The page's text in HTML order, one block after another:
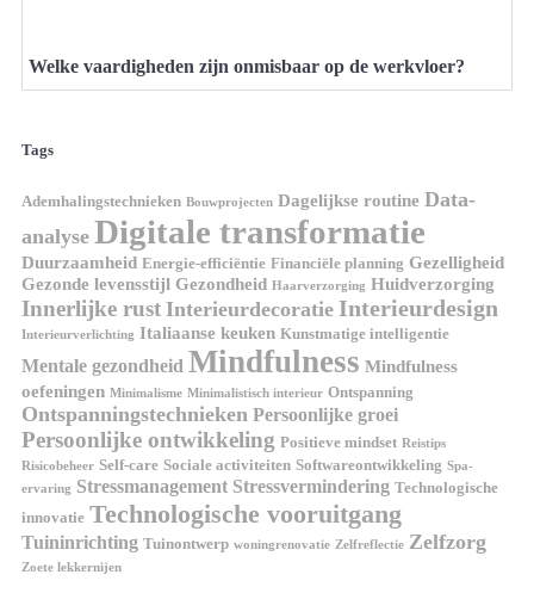
Welke vaardigheden zijn onmisbaar op de werkvloer?
Tags
Ademhalingstechnieken Bouwprojecten Dagelijkse routine Data-
analyse Digitale transformatie
Duurzaamheid Energie-efficiëntie Financiële planning Gezelligheid
Gezonde levensstijl Gezondheid Haarverzorging Huidverzorging
Innerlijke rust Interieurdecoratie Interieurdesign
Interieurverlichting Italiaanse keuken Kunstmatige intelligentie
Mentale gezondheid Mindfulness Mindfulness
oefeningen Minimalisme Minimalistisch interieur Ontspanning
Ontspanningstechnieken Persoonlijke groei
Persoonlijke ontwikkeling Positieve mindset Reistips
Risicobeheer Self-care Sociale activiteiten Softwareontwikkeling Spa-
ervaring Stressmanagement Stressvermindering Technologische
innovatie Technologische vooruitgang
Tuininrichting Tuinontwerp woningrenovatie Zelfreflectie Zelfzorg
Zoete lekkernijen